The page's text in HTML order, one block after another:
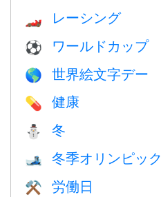
🏎 レーシング
⚽ ワールドカップ
🌎 世界絵文字デー
💊 健康
⛄ 冬
🎿 冬季オリンピック
⚒️ 労働日